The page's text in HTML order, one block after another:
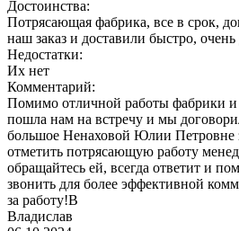
Достоинства:
Потрясающая фабрика, все в срок,
наш заказ и доставили быстро,
Недостатки:
Их нет
Комментарий:
Помимо отличной работы фабрики и
пошла нам на встречу и мы
большое Ненаховой Юлии Петровне
отметить потрясающую работу
обращайтесь ей, всегда ответит и
звонить для более эффективной
за работу!В
Владислав